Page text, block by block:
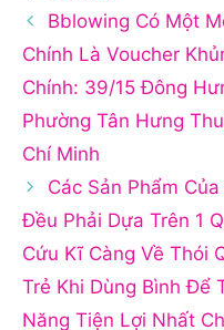
Bblowing Có Một
Chính Là Voucher
Chính: 39/15 Đông
Phường Tân Hưng
Chí Minh
Các Sản Phẩm
Đều Phải Dựa Trên 1
Cứu Kĩ Càng Về Thói
Trẻ Khi Dùng Bình Để
Năng Tiện Lợi Nhất